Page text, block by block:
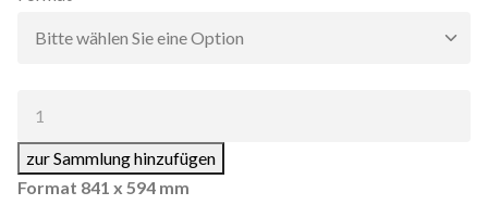
zur Sammlung hinzufügen
Format 841 x 594 mm